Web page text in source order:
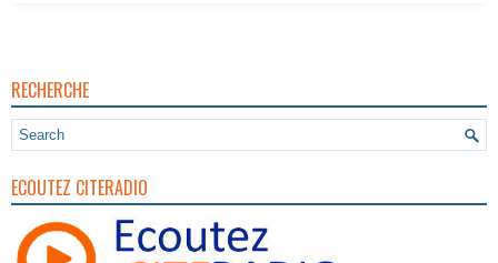
RECHERCHE
ECOUTEZ CITERADIO